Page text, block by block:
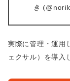
き
実際に管理・運用
ェクサル）を導入